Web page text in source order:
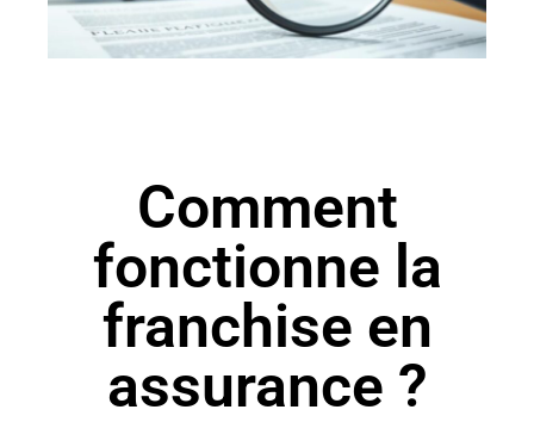
Comment
fonctionne la
franchise en
assurance ?